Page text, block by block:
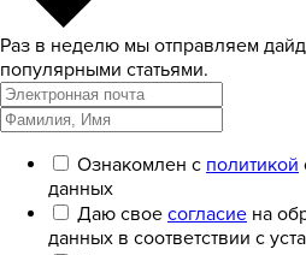
Раз в неделю мы отправляем
популярными статьями.
Ознакомлен с политикой
данных
Даю свое согласие на
данных в соответствии с